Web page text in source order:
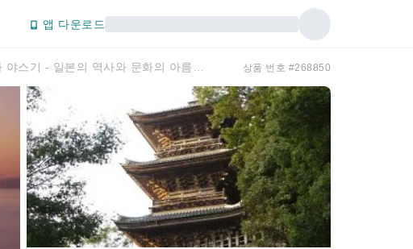
앱 다운로드
상품 번호 #268850